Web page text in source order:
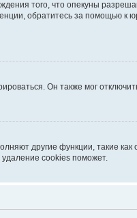
того, что опекуны
обратитесь за помощью к
Он также мог
другие функции, такие
cookies поможет.